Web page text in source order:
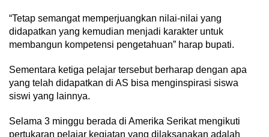
“Tetap semangat memperjuangkan nilai-nilai yang
didapatkan yang kemudian menjadi karakter untuk
membangun kompetensi pengetahuan” harap bupati.
Sementara ketiga pelajar tersebut berharap dengan apa
yang telah didapatkan di AS bisa menginspirasi siswa
siswi yang lainnya.
Selama 3 minggu berada di Amerika Serikat mengikuti
pertukaran pelajar kegiatan yang dilaksanakan adalah